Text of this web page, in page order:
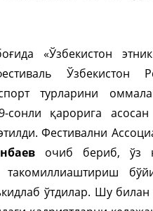
«Ўзбекистон
Ўзбекистон
турларини
сонли қарорига асосан
Фестивални
очиб бериб, ўз
ўтдилар. Шу